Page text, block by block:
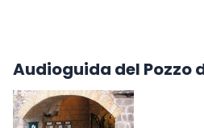
Audioguida del Pozzo